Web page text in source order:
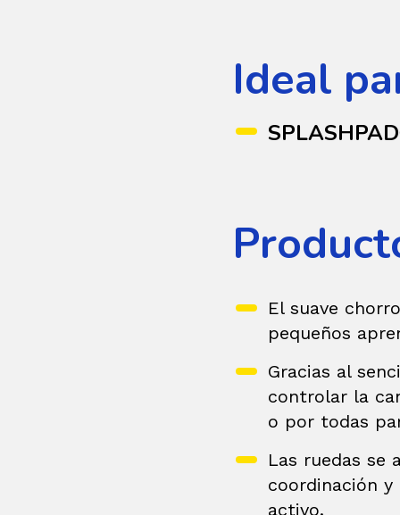
Ideal
El suave
pequeños
Gracias al
controlar la
o por todas
Las ruedas se
coordinación
activo.